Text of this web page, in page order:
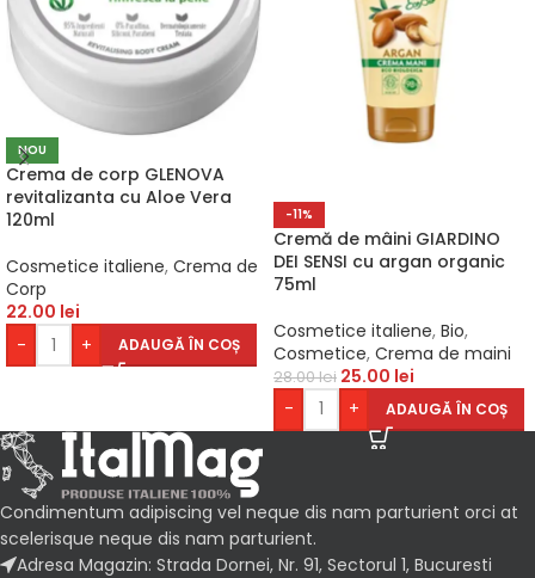
NOU
Crema de corp GLENOVA
revitalizanta cu Aloe Vera
120ml
Cosmetice italiene, Crema de
Corp
22.00 lei
-
+ ADAUGĂ ÎN COȘ
-11%
Cremă de mâini GIARDINO
DEI SENSI cu argan organic
75ml
Cosmetice italiene, Bio,
Cosmetice, Crema de maini
28.00lei 25.00 lei
-
+ ADAUGĂ ÎN COȘ
Condimentum adipiscing vel neque dis nam parturient orci at
scelerisque neque dis nam parturient.
Adresa Magazin: Strada Dornei, Nr. 91, Sectorul 1, Bucuresti